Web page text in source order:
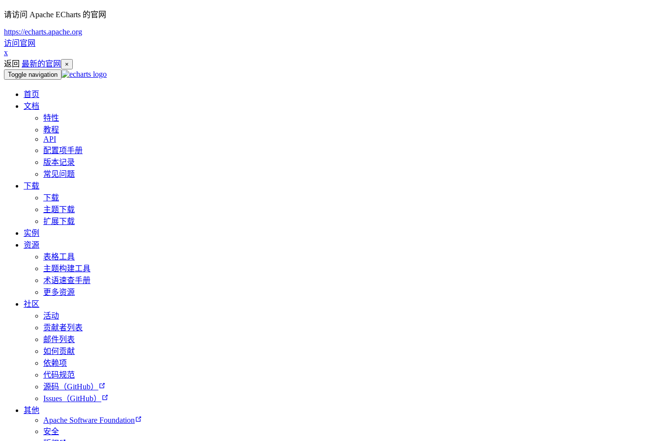
请访问 Apache ECharts 的官网
https://echarts.apache.org
访问官网
x
返回 最新的官网
×
Toggle navigation
首页
文档
特性
教程
API
配置项手册
版本记录
常见问题
下载
下载
主题下载
扩展下载
实例
资源
表格工具
主题构建工具
术语速查手册
更多资源
社区
活动
贡献者列表
邮件列表
如何贡献
依赖项
代码规范
源码（GitHub）
Issues（GitHub）
其他
Apache Software Foundation
安全